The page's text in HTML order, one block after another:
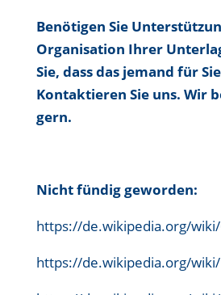
Benötigen Sie
Organisation Ihrer
Sie, dass das jemand für
Kontaktieren Sie uns. Wir
gern.
Nicht fündig geworden:
https://de.wikipedia.org/
https://de.wikipedia.org/